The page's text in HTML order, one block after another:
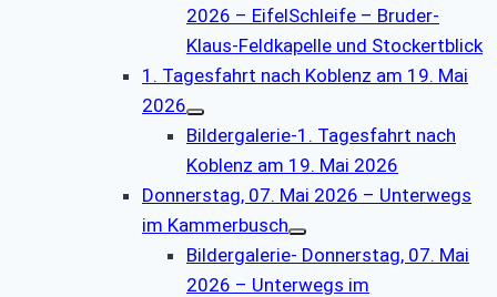
2026 – EifelSchleife – Bruder-
Klaus-Feldkapelle und Stockertblick
1. Tagesfahrt nach Koblenz am 19. Mai
2026
Bildergalerie-1. Tagesfahrt nach
Koblenz am 19. Mai 2026
Donnerstag, 07. Mai 2026 – Unterwegs
im Kammerbusch
Bildergalerie- Donnerstag, 07. Mai
2026 – Unterwegs im